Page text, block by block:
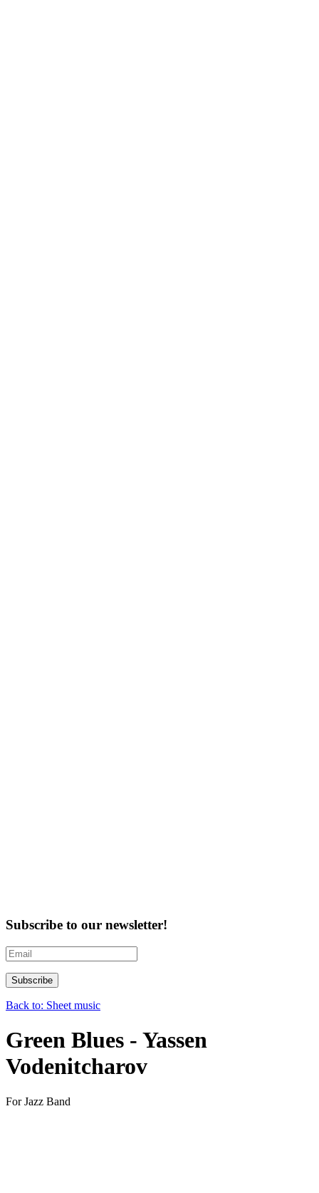
Subscribe to our newsletter!
Back to: Sheet music
Green Blues - Yassen
Vodenitcharov
For Jazz Band